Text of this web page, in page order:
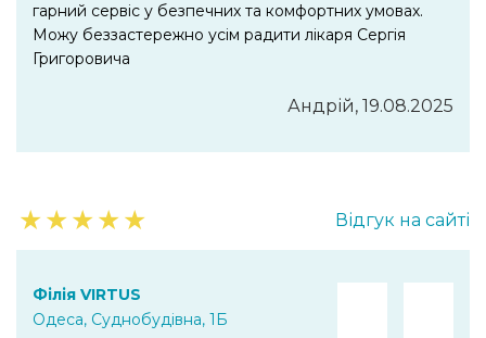
гарний сервіс у безпечних та комфортних умовах.
Можу беззастережно усім радити лікаря Сергія
Григоровича
Андрій, 19.08.2025
★★★★★ Відгук на сайті
Філія VIRTUS
Одеса, Суднобудівна, 1Б